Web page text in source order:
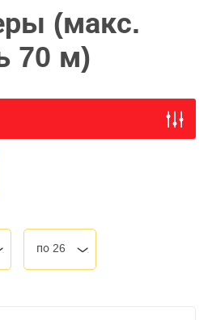
(макс.
70 м)
по 26